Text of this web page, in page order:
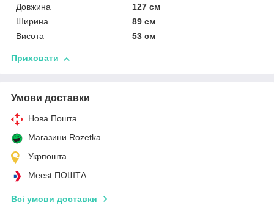
Довжина
127 см
Ширина
89 см
Висота
53 см
Приховати
Умови доставки
Нова Пошта
Магазини Rozetka
Укрпошта
Meest ПОШТА
Всі умови доставки